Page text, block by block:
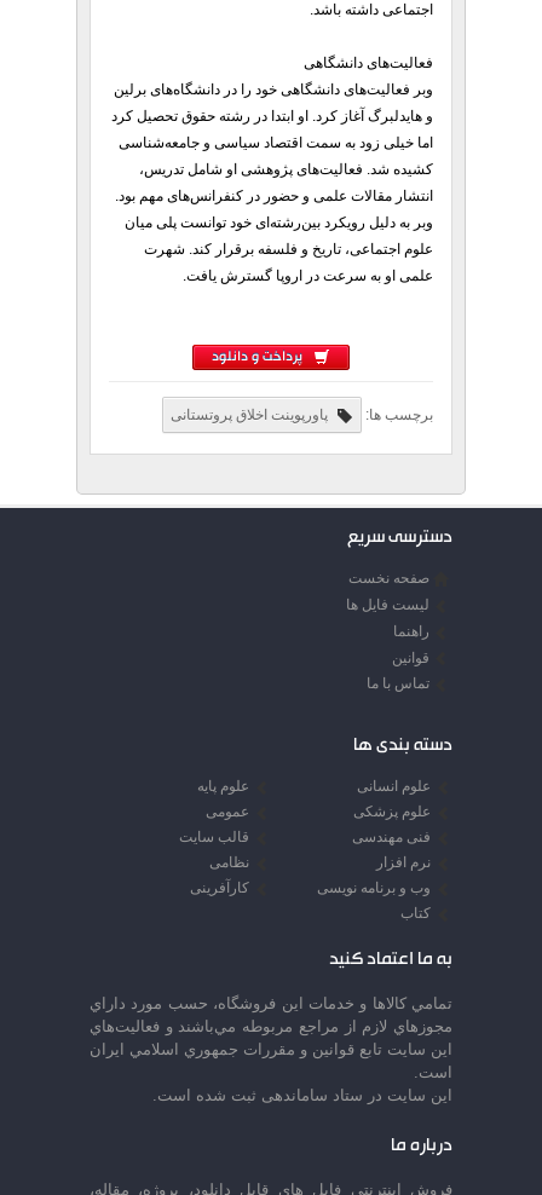
اجتماعی داشته باشد.
فعالیت‌های دانشگاهی
وبر فعالیت‌های دانشگاهی خود را در دانشگاه‌های برلین
و هایدلبرگ آغاز کرد. او ابتدا در رشته حقوق تحصیل کرد
اما خیلی زود به سمت اقتصاد سیاسی و جامعه‌شناسی
کشیده شد. فعالیت‌های پژوهشی او شامل تدریس،
انتشار مقالات علمی و حضور در کنفرانس‌های مهم بود.
وبر به دلیل رویکرد بین‌رشته‌ای خود توانست پلی میان
علوم اجتماعی، تاریخ و فلسفه برقرار کند. شهرت
علمی او به سرعت در اروپا گسترش یافت.
پرداخت و دانلود
برچسب ها: پاورپوینت اخلاق پروتستانی
دسترسی سریع
صفحه نخست
لیست فایل ها
راهنما
قوانین
تماس با ما
دسته بندی ها
علوم انسانی
علوم پایه
علوم پزشکی
عمومی
فنی مهندسی
قالب سایت
نرم افزار
نظامی
وب و برنامه نویسی
کارآفرینی
کتاب
به ما اعتماد کنید
تمامي كالاها و خدمات اين فروشگاه، حسب مورد داراي
مجوزهاي لازم از مراجع مربوطه مي‌باشند و فعاليت‌هاي
اين سايت تابع قوانين و مقررات جمهوري اسلامي ايران
است.
این سایت در ستاد ساماندهی ثبت شده است.
درباره ما
فروش اینترنتی فایل های قابل دانلود، پروژه، مقاله،